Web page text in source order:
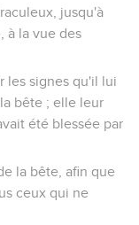
jusqu'à
à la vue des
les signes qu'il lui
bête ; elle leur
été blessée par
la bête, afin que
ceux qui ne